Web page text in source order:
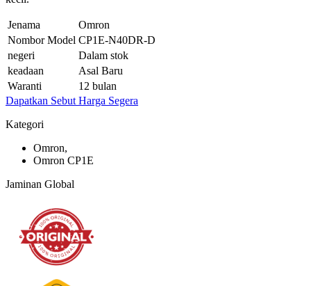
Jenama
Omron
Nombor Model CP1E-N40DR-D
negeri
Dalam stok
keadaan
Asal Baru
Waranti
12 bulan
Dapatkan Sebut Harga Segera
Kategori
Omron,
Omron CP1E
Jaminan Global